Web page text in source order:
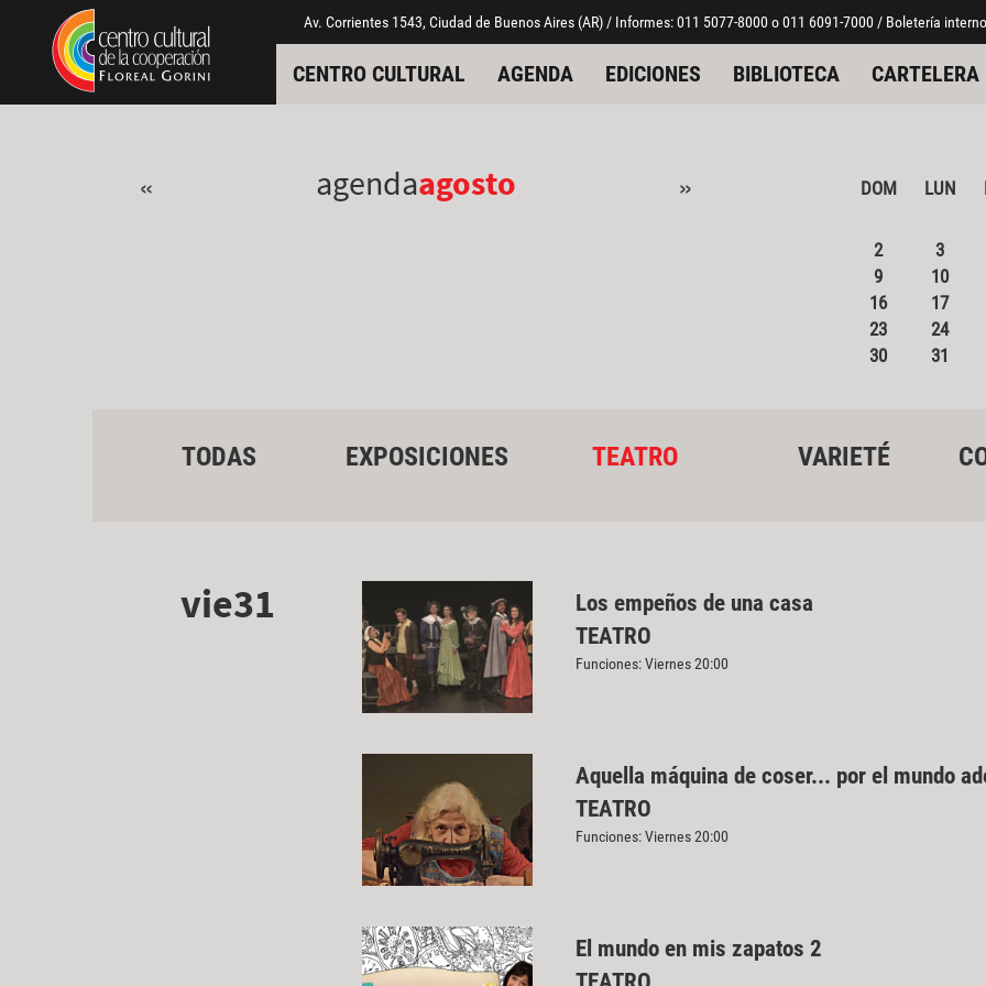
Pasar al contenido principal
Jump to main content Av. Corrientes 1543, Ciudad de Buenos Aires (AR) / Informes: 011 5077-8000 o 011 6091-7000 / Boletería
CENTRO CULTURAL AGENDA EDICIONES BIBLIOTECA CARTELERA
« agendaagosto » DOM LUN
2
3
9
10
16
17
23
24
30
31
TODAS EXPOSICIONES TEATRO VARIETÉ
vie31
Los empeños de una casa
TEATRO
Funciones: Viernes 20:00
Aquella máquina de coser... por el mundo
TEATRO
Funciones: Viernes 20:00
El mundo en mis zapatos 2